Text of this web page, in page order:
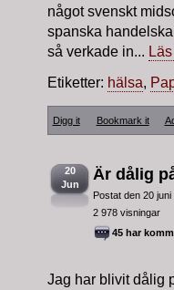
något svenskt
spanska
så verkade in...
Etiketter: hälsa,
Digg it Bookmark it
20
Jun
Är dålig
Postat den 20
2 978 visningar
45 har
Jag har blivit dålig